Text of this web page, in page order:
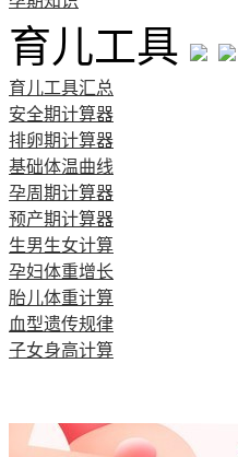
育儿工具
育儿工具汇总
安全期计算器
排卵期计算器
基础体温曲线
孕周期计算器
预产期计算器
生男生女计算
孕妇体重增长
胎儿体重计算
血型遗传规律
子女身高计算